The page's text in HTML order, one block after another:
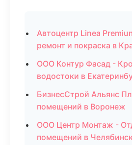
Автоцентр Linea
ремонт и покраска в
ООО Контур Фасад -
водостоки в
БизнесСтрой Альянс
помещений в Воронеж
ООО Центр Монтаж -
помещений в